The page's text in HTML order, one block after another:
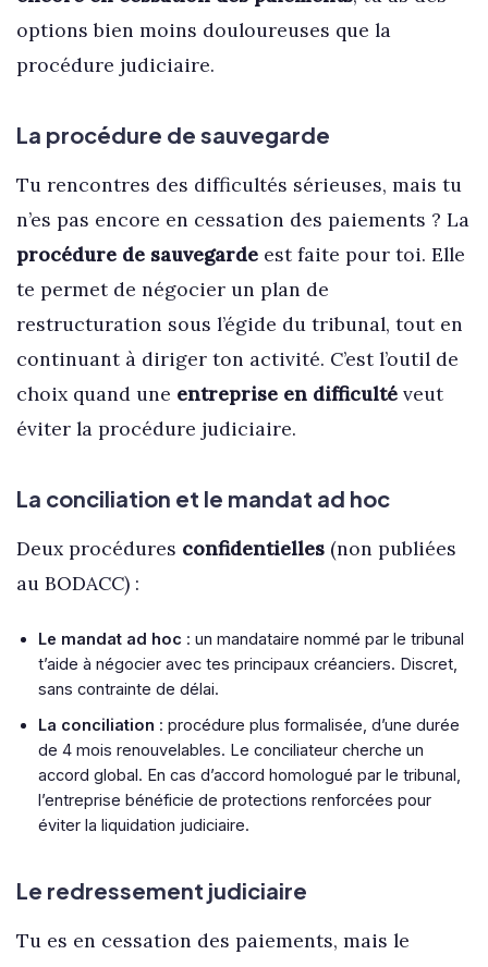
options bien moins douloureuses que la
procédure judiciaire.
La procédure de sauvegarde
Tu rencontres des difficultés sérieuses, mais tu
n’es pas encore en cessation des paiements ? La
procédure de sauvegardeest faite pour toi. Elle
te permet de négocier un plan de
restructuration sous l’égide du tribunal, tout en
continuant à diriger ton activité. C’est l’outil de
choix quand une entreprise en difficultéveut
éviter la procédure judiciaire.
La conciliation et le mandat ad hoc
Deux procédures confidentielles(non publiées
au BODACC) :
Le mandat ad hoc : un mandataire nommé par le tribunal
t’aide à négocier avec tes principaux créanciers. Discret,
sans contrainte de délai.
La conciliation : procédure plus formalisée, d’une durée
de 4 mois renouvelables. Le conciliateur cherche un
accord global. En cas d’accord homologué par le tribunal,
l’entreprise bénéficie de protections renforcées pour
éviter la liquidation judiciaire.
Le redressement judiciaire
Tu es en cessation des paiements, mais le